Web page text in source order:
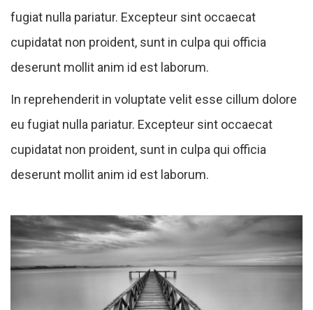
fugiat nulla pariatur. Excepteur sint occaecat
cupidatat non proident, sunt in culpa qui officia
deserunt mollit anim id est laborum.
In reprehenderit in voluptate velit esse cillum dolore
eu fugiat nulla pariatur. Excepteur sint occaecat
cupidatat non proident, sunt in culpa qui officia
deserunt mollit anim id est laborum.